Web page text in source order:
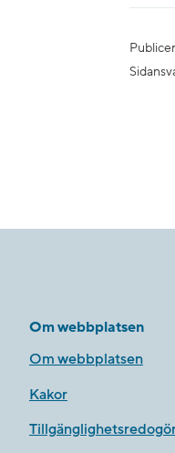
Om webbplatsen
Om webbplatsen
Kakor